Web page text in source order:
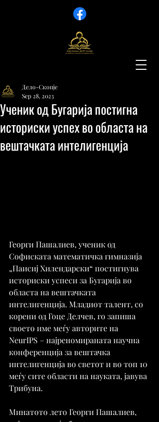
Ученик од Бугарија постигна
историски успех во областа на
вештачката интелигенција
Дело-Скопје
Sep 28, 2023
Георги Пашалиев, ученик од
Софиската математичка гимназија
„Паисиј Хилендарски“ постигнува
историски успеси за Бугарија во
областа на вештачката
интелигенција. Младиот талент, со
корени од Гоце Делчев, го запиша
своето име меѓу авторите на
NeurIPS – најреномираната научна
конференција за вештачка
интелигенција во светот и во топ 10
меѓу сите области на науката, јавува
Трибуна.
Минатото лето Георги Пашалиев,